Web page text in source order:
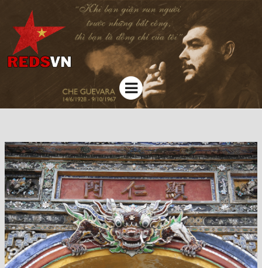
Kênh chia sẻ tri thức cộng đồng
Menu